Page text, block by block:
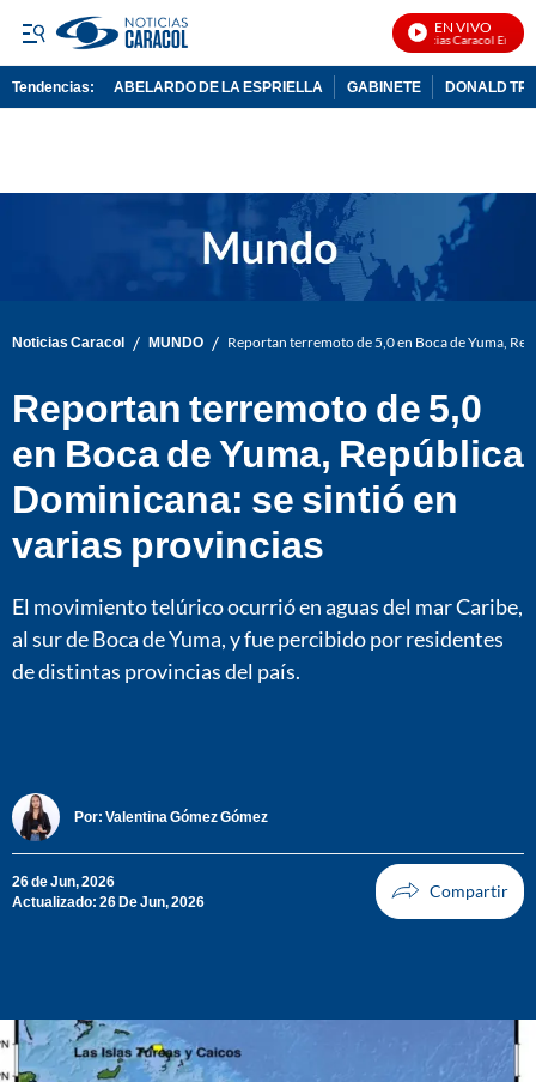
EN VIVO
Noticias Caracol En Vivo
Tendencias: ABELARDO DE LA ESPRIELLA GABINETE DONALD
Noticias Caracol / MUNDO / Reportan terremoto de 5,0 en Boca de Yuma,
Reportan terremoto de 5,0
en Boca de Yuma, República
Dominicana: se sintió en
varias provincias
El movimiento telúrico ocurrió en aguas del mar Caribe,
al sur de Boca de Yuma, y fue percibido por residentes
de distintas provincias del país.
Por: Valentina Gómez Gómez
26 de Jun, 2026
Actualizado: 26 De Jun, 2026